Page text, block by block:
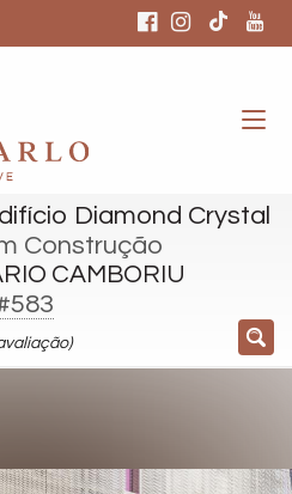
Diamond Crystal
Construção
CAMBORIU